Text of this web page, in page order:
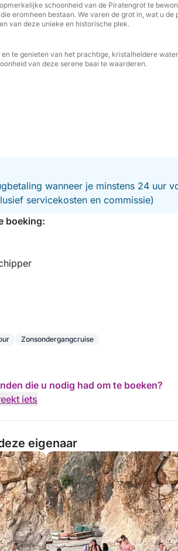
schoonheid van de Piratengrot te
eromheen bestaan. We varen de grot in, wat u de
van deze unieke en historische plek.
te genieten van het prachtige, kristalheldere
van deze serene baai te waarderen.
wanneer je minstens 24 uur
servicekosten en commissie)
boeking:
Zonsondergangcruise
die u nodig had om te boeken?
iets
eigenaar